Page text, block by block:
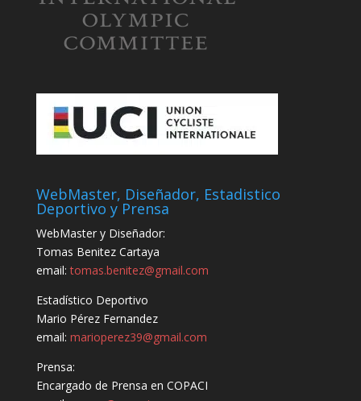
WebMaster, Diseñador, Estadistico
Deportivo y Prensa
WebMaster y Diseñador:
Tomas Benitez Cartaya
email:tomas.benitez@gmail.com
Estadístico Deportivo
Mario Pérez Fernandez
email: marioperez39@gmail.com
Prensa:
Encargado de Prensa en COPACI